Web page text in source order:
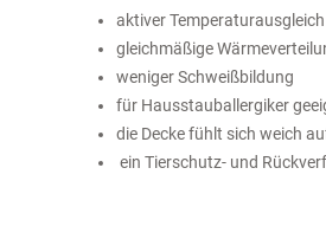
aktiver Temperaturausgleich
gleichmäßige
weniger Schweißbildung
für Hausstauballergiker
die Decke fühlt sich weich
ein Tierschutz- und